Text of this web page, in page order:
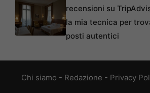
recensioni su
la mia tecnica per
posti autentici
Chi siamo - Redazione - Privacy